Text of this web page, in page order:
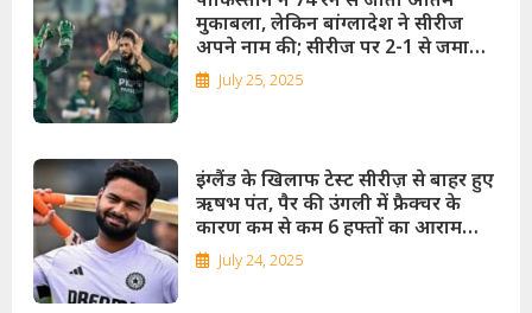
मुकाबला, लेकिन बांग्लादेश ने सीरीज
अपने नाम की; सीरीज पर 2-1 से जमाया
कब्जा!July 25, 2025
इंग्लैंड के खिलाफ टेस्ट सीरीज़ से बाहर हुए
ऋषभ पंत, पैर की उंगली में फ्रैक्चर के
कारण कम से कम 6 हफ्तों का आराम
ज़रूरी!July 24, 2025